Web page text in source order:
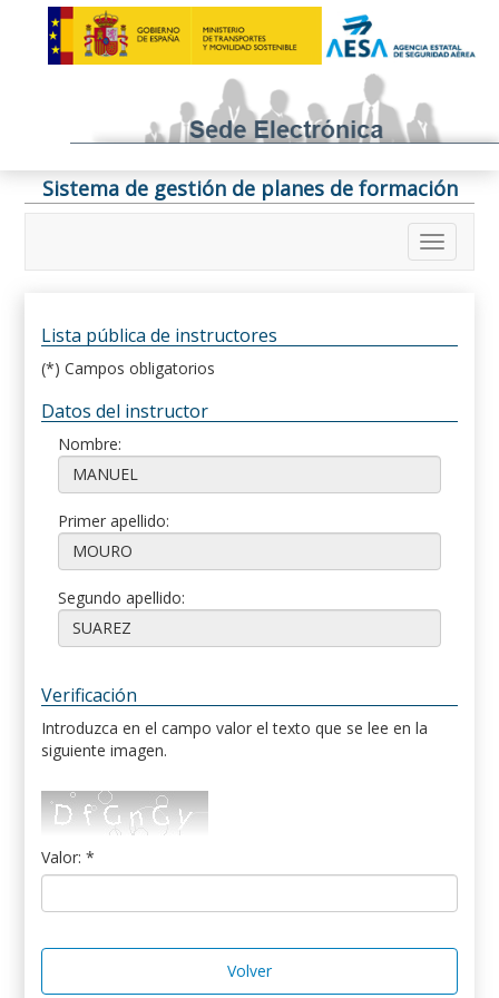
Sistema de gestión de planes de formación
Lista pública de instructores
(*) Campos obligatorios
Datos del instructor
Nombre:
Primer apellido:
Segundo apellido:
Verificación
Introduzca en el campo valor el texto que se lee en la
siguiente imagen.
Valor: *
Volver